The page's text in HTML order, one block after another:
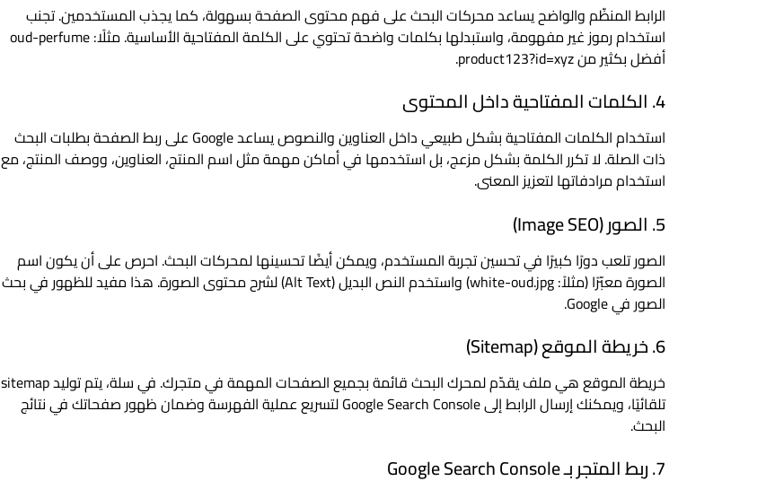
الرابط المنظّم والواضح يساعد محركات البحث على فهم محتوى الصفحة بسهولة، كما يجذب المستخدمين. تجنب
استخدام رموز غير مفهومة، واستبدلها بكلمات واضحة تحتوي على الكلمة المفتاحية الأساسية. مثلًا: oud-perfume
أفضل بكثير من product123?id=xyz.
4. الكلمات المفتاحية داخل المحتوى
استخدام الكلمات المفتاحية بشكل طبيعي داخل العناوين والنصوص يساعد Google على ربط الصفحة بطلبات البحث
ذات الصلة. لا تكرر الكلمة بشكل مزعج، بل استخدمها في أماكن مهمة مثل اسم المنتج، العناوين، ووصف المنتج، مع
استخدام مرادفاتها لتعزيز المعنى.
5. الصور (Image SEO)
الصور تلعب دورًا كبيرًا في تحسين تجربة المستخدم، ويمكن أيضًا تحسينها لمحركات البحث. احرص على أن يكون اسم
الصورة معبّرًا (مثلاً: white-oud.jpg) واستخدم النص البديل (Alt Text) لشرح محتوى الصورة. هذا مفيد للظهور في بحث
الصور في Google.
6. خريطة الموقع (Sitemap)
خريطة الموقع هي ملف يقدّم لمحرك البحث قائمة بجميع الصفحات المهمة في متجرك. في سلة، يتم توليد sitemap
تلقائيًا، ويمكنك إرسال الرابط إلى Google Search Console لتسريع عملية الفهرسة وضمان ظهور صفحاتك في نتائج
البحث.
7. ربط المتجر بـ Google Search Console